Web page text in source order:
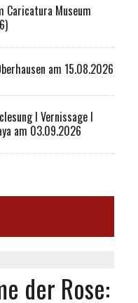
Caricatura Museum
am 15.08.2026
I Vernissage I
am 03.09.2026
der Rose: